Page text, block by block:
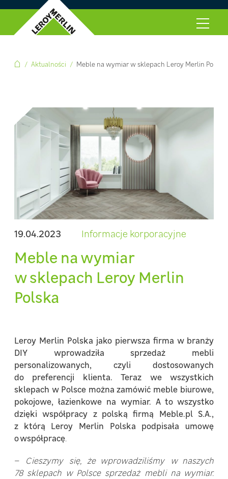
Aktualności Meble na wymiar w sklepach Leroy Merlin Polska
19.04.2023 Informacje korporacyjne
Meble na wymiar
w sklepach Leroy Merlin
Polska
Leroy Merlin Polska jako pierwsza firma w branży
DIY wprowadziła sprzedaż mebli
personalizowanych, czyli dostosowanych
do preferencji klienta. Teraz we wszystkich
sklepach w Polsce można zamówić meble biurowe,
pokojowe, łazienkowe na wymiar. A to wszystko
dzięki współpracy z polską firmą Meble.pl S.A.,
z którą Leroy Merlin Polska podpisała umowę
o współpracę.
– Cieszymy się, że wprowadziliśmy w naszych
78 sklepach w Polsce sprzedaż mebli na wymiar.